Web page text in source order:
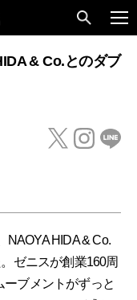
& Co.とのダブ
NAOYA HIDA & Co.
ゼニスが創業160周
ブメントがずっと